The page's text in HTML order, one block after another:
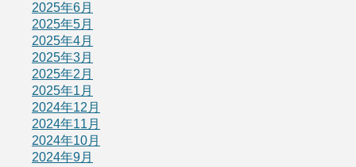
2025年6月
2025年5月
2025年4月
2025年3月
2025年2月
2025年1月
2024年12月
2024年11月
2024年10月
2024年9月